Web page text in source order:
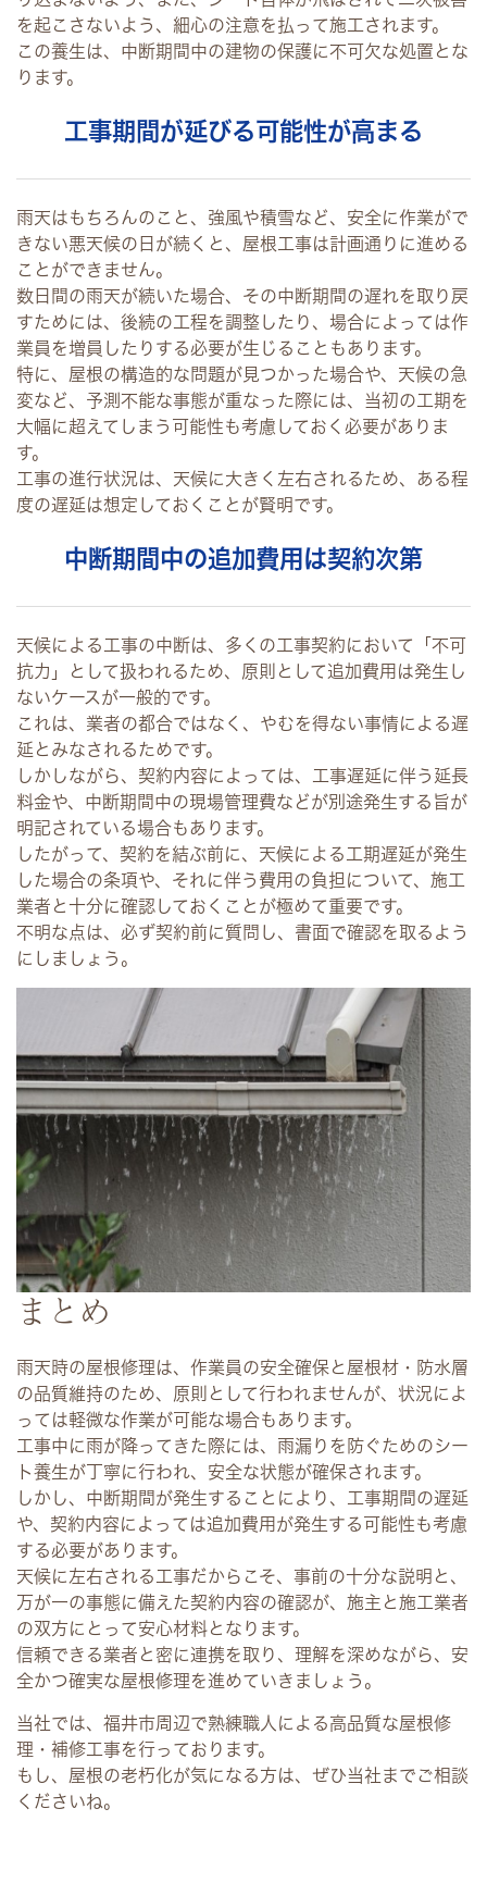
を起こさないよう、細心の注意を払って施工されます。
この養生は、中断期間中の建物の保護に不可欠な処置とな
ります。
工事期間が延びる可能性が高まる
雨天はもちろんのこと、強風や積雪など、安全に作業がで
きない悪天候の日が続くと、屋根工事は計画通りに進める
ことができません。
数日間の雨天が続いた場合、その中断期間の遅れを取り戻
すためには、後続の工程を調整したり、場合によっては作
業員を増員したりする必要が生じることもあります。
特に、屋根の構造的な問題が見つかった場合や、天候の急
変など、予測不能な事態が重なった際には、当初の工期を
大幅に超えてしまう可能性も考慮しておく必要がありま
す。
工事の進行状況は、天候に大きく左右されるため、ある程
度の遅延は想定しておくことが賢明です。
中断期間中の追加費用は契約次第
天候による工事の中断は、多くの工事契約において「不可
抗力」として扱われるため、原則として追加費用は発生し
ないケースが一般的です。
これは、業者の都合ではなく、やむを得ない事情による遅
延とみなされるためです。
しかしながら、契約内容によっては、工事遅延に伴う延長
料金や、中断期間中の現場管理費などが別途発生する旨が
明記されている場合もあります。
したがって、契約を結ぶ前に、天候による工期遅延が発生
した場合の条項や、それに伴う費用の負担について、施工
業者と十分に確認しておくことが極めて重要です。
不明な点は、必ず契約前に質問し、書面で確認を取るよう
にしましょう。
まとめ
雨天時の屋根修理は、作業員の安全確保と屋根材・防水層
の品質維持のため、原則として行われませんが、状況によ
っては軽微な作業が可能な場合もあります。
工事中に雨が降ってきた際には、雨漏りを防ぐためのシー
ト養生が丁寧に行われ、安全な状態が確保されます。
しかし、中断期間が発生することにより、工事期間の遅延
や、契約内容によっては追加費用が発生する可能性も考慮
する必要があります。
天候に左右される工事だからこそ、事前の十分な説明と、
万が一の事態に備えた契約内容の確認が、施主と施工業者
の双方にとって安心材料となります。
信頼できる業者と密に連携を取り、理解を深めながら、安
全かつ確実な屋根修理を進めていきましょう。
当社では、福井市周辺で熟練職人による高品質な屋根修
理・補修工事を行っております。
もし、屋根の老朽化が気になる方は、ぜひ当社までご相談
くださいね。